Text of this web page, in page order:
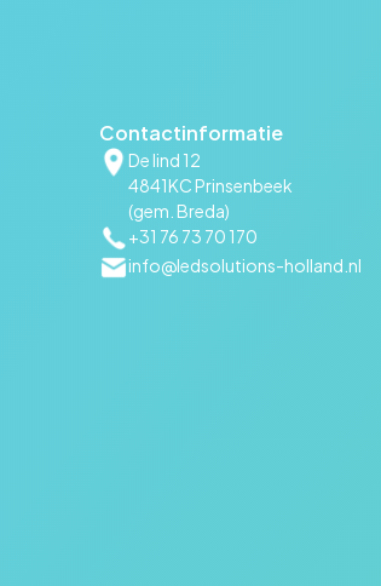
Contactinformatie
De lind 12
4841KC Prinsenbeek
(gem. Breda)
+31 76 73 70 170
info@ledsolutions-holland.nl